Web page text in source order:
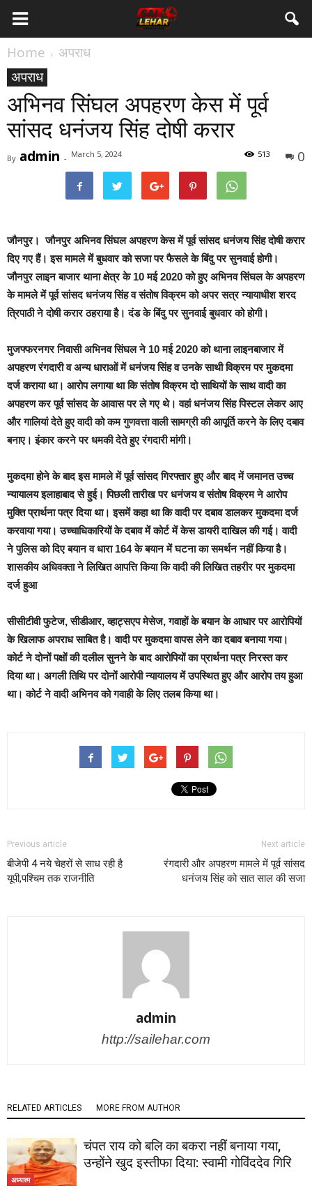
Home
अपराध
अपराध
अभिनव सिंघल अपहरण केस में पूर्व
सांसद धनंजय सिंह दोषी करार
By admin - March 5, 2024 0
513
जौनपुर। जौनपुर अभिनव सिंघल अपहरण केस में पूर्व सांसद धनंजय सिंह दोषी करार
दिए गए हैं। इस मामले में बुधवार को सजा पर फैसले के बिंदु पर सुनवाई होगी।
जौनपुर लाइन बाजार थाना क्षेत्र के 10 मई 2020 को हुए अभिनव सिंघल के अपहरण
के मामले में पूर्व सांसद धनंजय सिंह व संतोष विक्रम को अपर सत्र न्यायाधीश शरद
त्रिपाठी ने दोषी करार ठहराया है। दंड के बिंदु पर सुनवाई बुधवार को होगी।
मुजफ्फरनगर निवासी अभिनव सिंघल ने 10 मई 2020 को थाना लाइनबाजार में
अपहरण रंगदारी व अन्य धाराओं में धनंजय सिंह व उनके साथी विक्रम पर मुकदमा
दर्ज कराया था। आरोप लगाया था कि संतोष विक्रम दो साथियों के साथ वादी का
अपहरण कर पूर्व सांसद के आवास पर ले गए थे। वहां धनंजय सिंह पिस्टल लेकर आए
और गालियां देते हुए वादी को कम गुणवत्ता वाली सामग्री की आपूर्ति करने के लिए दबाव
बनाए। इंकार करने पर धमकी देते हुए रंगदारी मांगी।
मुकदमा होने के बाद इस मामले में पूर्व सांसद गिरफ्तार हुए और बाद में जमानत उच्च
न्यायालय इलाहाबाद से हुई। पिछली तारीख पर धनंजय व संतोष विक्रम ने आरोप
मुक्ति प्रार्थना पत्र दिया था। इसमें कहा था कि वादी पर दबाव डालकर मुकदमा दर्ज
करवाया गया। उच्चाधिकारियों के दबाव में कोर्ट में केस डायरी दाखिल की गई। वादी
ने पुलिस को दिए बयान व धारा 164 के बयान में घटना का समर्थन नहीं किया है।
शासकीय अधिवक्ता ने लिखित आपत्ति किया कि वादी की लिखित तहरीर पर मुकदमा
दर्ज हुआ
सीसीटीवी फुटेज, सीडीआर, व्हाट्सएप मेसेज, गवाहों के बयान के आधार पर आरोपियों
के खिलाफ अपराध साबित है। वादी पर मुकदमा वापस लेने का दबाव बनाया गया।
कोर्ट ने दोनों पक्षों की दलील सुनने के बाद आरोपियों का प्रार्थना पत्र निरस्त कर
दिया था। अगली तिथि पर दोनों आरोपी न्यायालय में उपस्थित हुए और आरोप तय हुआ
था। कोर्ट ने वादी अभिनव को गवाही के लिए तलब किया था।
Previous article
बीजेपी 4 नये चेहरों से साध रही है
यूपी,पश्चिम तक राजनीति
Next article
रंगदारी और अपहरण मामले में पूर्व सांसद
धनंजय सिंह को सात साल की सजा
admin
http://sailehar.com
RELATED ARTICLES MORE FROM AUTHOR
अध्यात्म
चंपत राय को बलि का बकरा नहीं बनाया गया,
उन्होंने खुद इस्तीफा दिया: स्वामी गोविंददेव गिरि